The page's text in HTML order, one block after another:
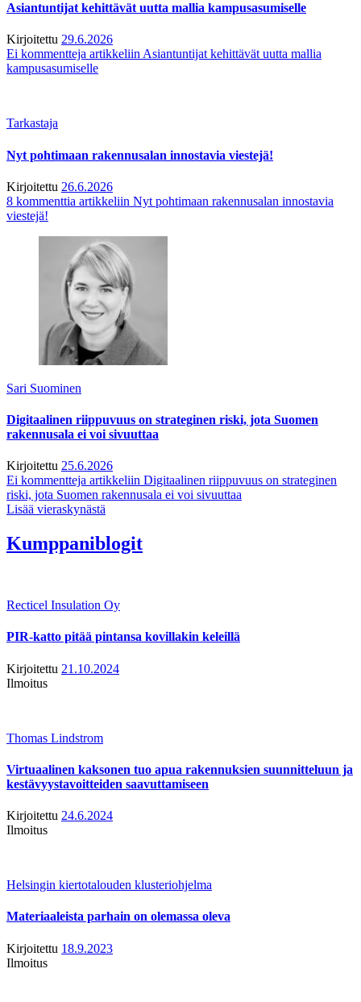
Asiantuntijat kehittävät uutta mallia kampusasumiselle
Kirjoitettu 29.6.2026
Ei kommentteja artikkeliin Asiantuntijat kehittävät uutta mallia
kampusasumiselle
Tarkastaja
Nyt pohtimaan rakennusalan innostavia viestejä!
Kirjoitettu 26.6.2026
8 kommenttia artikkeliin Nyt pohtimaan rakennusalan innostavia
viestejä!
Sari Suominen
Digitaalinen riippuvuus on strateginen riski, jota Suomen
rakennusala ei voi sivuuttaa
Kirjoitettu 25.6.2026
Ei kommentteja artikkeliin Digitaalinen riippuvuus on strateginen
riski, jota Suomen rakennusala ei voi sivuuttaa
Lisää vieraskynästä
Kumppaniblogit
Recticel Insulation Oy
PIR-katto pitää pintansa kovillakin keleillä
Kirjoitettu 21.10.2024
Ilmoitus
Thomas Lindstrom
Virtuaalinen kaksonen tuo apua rakennuksien suunnitteluun ja
kestävyystavoitteiden saavuttamiseen
Kirjoitettu 24.6.2024
Ilmoitus
Helsingin kiertotalouden klusteriohjelma
Materiaaleista parhain on olemassa oleva
Kirjoitettu 18.9.2023
Ilmoitus